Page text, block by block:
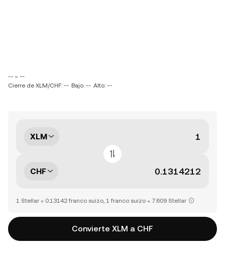
-- ~ --
Cierre de XLM/CHF: -- Bajo: -- Alto: --
XLM
CHF
1 Stellar = 0.13142 franco suizo, 1 franco suizo = 7.609 Stellar
Convierte XLM a CHF